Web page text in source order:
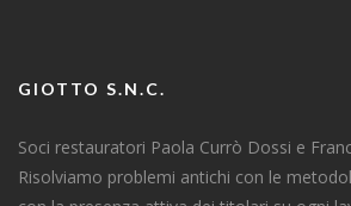
GIOTTO S.N.C.
Soci restauratori Paola Currò Dossi e
Risolviamo problemi antichi con le